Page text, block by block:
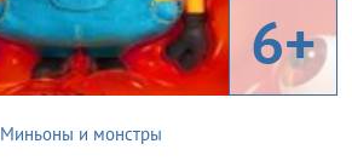
6+
Миньоны и монстры